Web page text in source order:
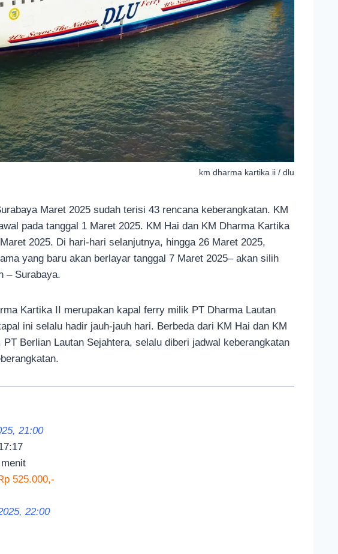
km dharma kartika ii / dlu
Maret 2025 sudah terisi 43 rencana keberangkatan. KM
pada tanggal 1 Maret 2025. KM Hai dan KM Dharma Kartika
2025. Di hari-hari selanjutnya, hingga 26 Maret 2025,
yang baru akan berlayar tanggal 7 Maret 2025– akan silih
– Surabaya.
Kartika II merupakan kapal ferry milik PT Dharma Lautan
ini selalu hadir jauh-jauh hari. Berbeda dari KM Hai dan KM
Berlian Lautan Sejahtera, selalu diberi jadwal keberangkatan
21:00
525.000,-
22:00